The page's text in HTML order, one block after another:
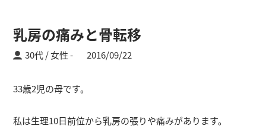
乳房の痛みと骨転移
30代 / 女性 2016/09/22
33歳2児の母です。
私は生理10日前位から乳房の張りや痛みがあります。